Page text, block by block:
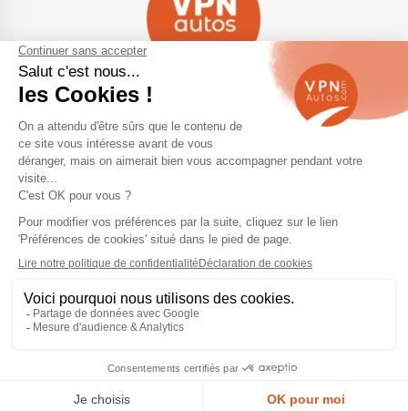
Navigation
Qui sommes-nous ?
Contactez-nous
VPN Autos Pro - Notre site de
voitures d'occasion pour
professionnels & marchands
Plan du site
Mentions légales
Rejoindre le réseau VPN Autos
Blog
Me connecter
Suivez-nous
© 2026 VPN Autos — Mentions légaleset